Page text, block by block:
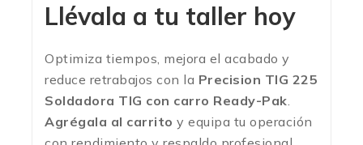
Llévala a tu taller hoy
Optimiza tiempos, mejora el acabado y
reduce retrabajos con la Precision TIG 225
Soldadora TIG con carro Ready-Pak.
Agrégala al carrito y equipa tu operación